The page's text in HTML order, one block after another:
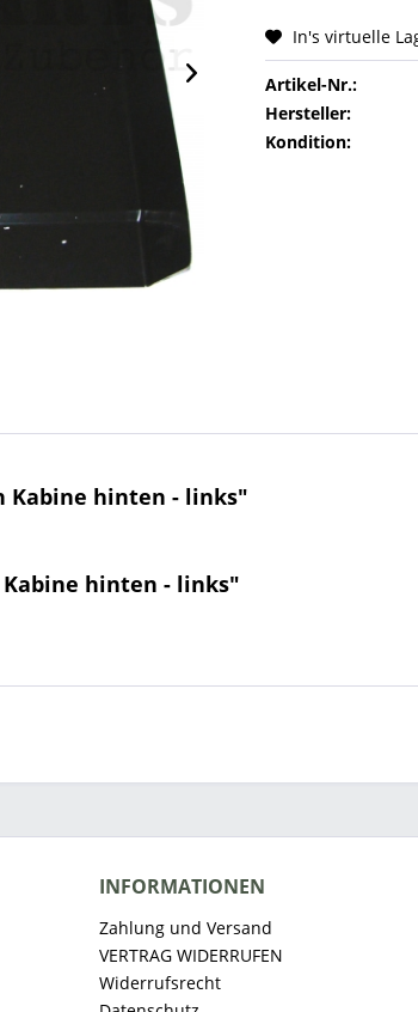
In's virtuelle
Artikel-Nr.:
Hersteller:
Kondition:
Kabine hinten - links"
hinten - links"
INFORMATIONEN
Zahlung und Versand
VERTRAG WIDERRUFEN
Widerrufsrecht